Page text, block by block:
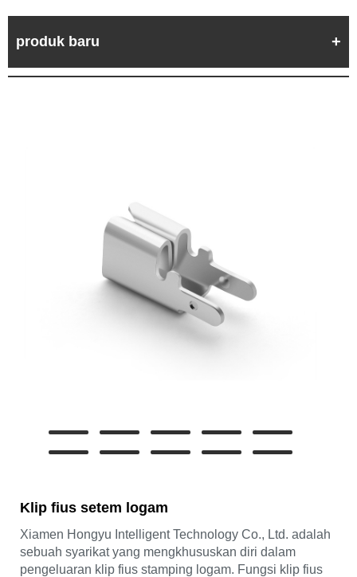
produk baru
Klip fius setem logam
Xiamen Hongyu Intelligent Technology Co., Ltd. adalah
sebuah syarikat yang mengkhususkan diri dalam
pengeluaran klip fius stamping logam. Fungsi klip fius